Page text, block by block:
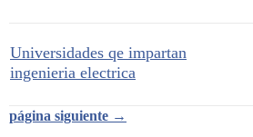
Universidades qe impartan
ingenieria electrica
página siguiente →